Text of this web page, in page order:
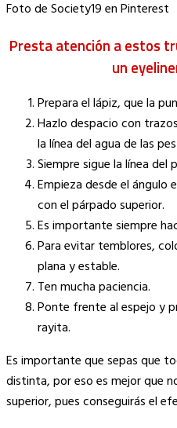
Foto de Society19 en Pinterest
Presta atención a estos
un
Prepara el lápiz, que la
Hazlo despacio con
la línea del agua de las
Siempre sigue la línea del
Empieza desde el ángulo
con el párpado superior.
Es importante siempre
Para evitar temblores,
plana y estable.
Ten mucha paciencia.
Ponte frente al espejo y
rayita.
Es importante que sepas que
distinta, por eso es mejor que
superior, pues conseguirás el